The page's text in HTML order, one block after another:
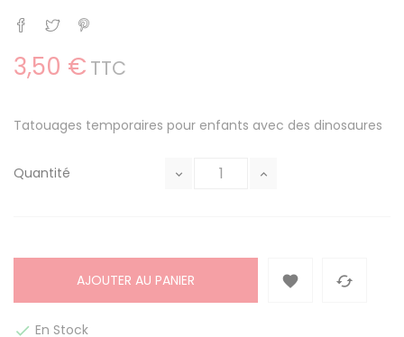
Partager
Tweet
3,50 € TTC
Tatouages temporaires pour enfants avec des dinosaures
Quantité
AJOUTER AU PANIER  
 En Stock